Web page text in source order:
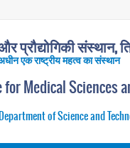
प्रौद्योगिकी संस्थान,
अधीन एक राष्ट्रीय महत्व का संस्थान
Medical Sciences
of Science and